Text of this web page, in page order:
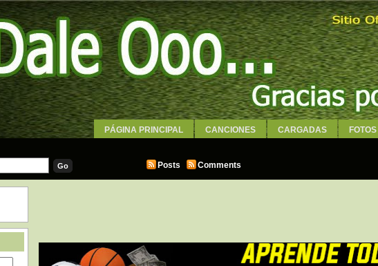
PÁGINA PRINCIPAL CANCIONES CARGADAS FOTOS
Posts
Comments